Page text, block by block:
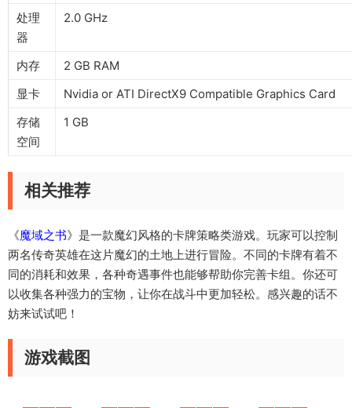
处理
器
2.0 GHz
内存
2 GB RAM
显卡
Nvidia or ATI DirectX9 Compatible Graphics Card
存储
空间
1 GB
相关推荐
《魔域之书》是一款魔幻风格的卡牌策略类游戏。玩家可以控制
两名传奇英雄在这片魔幻的土地上进行冒险。不同的卡牌有着不
同的消耗和效果，各种奇遇事件也能够帮助你完善卡组。你还可
以收集各种强力的宝物，让你在战斗中更加轻松。感兴趣的话不
妨来试试吧！
游戏截图